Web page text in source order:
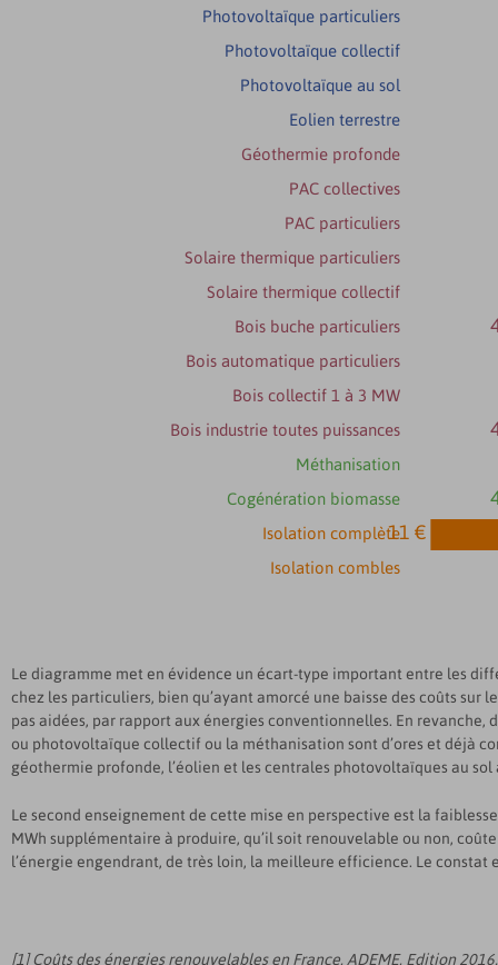
Isolation combles
11 €
Isolation complète
Cogénération biomasse
Méthanisation
Bois industrie toutes puissances
Bois collectif 1 à 3 MW
Bois automatique particuliers
Bois buche particuliers
Solaire thermique collectif
Solaire thermique particuliers
PAC particuliers
PAC collectives
Géothermie profonde
Eolien terrestre
Photovoltaïque au sol
Photovoltaïque collectif
Photovoltaïque particuliers
Le diagramme met en évidence un écart-type important entre les
chez les particuliers, bien qu’ayant amorcé une baisse des coûts
pas aidées, par rapport aux énergies conventionnelles. En
ou photovoltaïque collectif ou la méthanisation sont d’ores et déjà
géothermie profonde, l’éolien et les centrales photovoltaïques au
Le second enseignement de cette mise en perspective est la
MWh supplémentaire à produire, qu’il soit renouvelable ou non,
l’énergie engendrant, de très loin, la meilleure efficience. Le
[1] Coûts des énergies renouvelables en France, ADEME, Edition 2016.